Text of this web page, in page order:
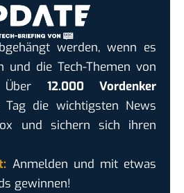
werden, wenn es
und die Tech-Themen von
Über 12.000 Vordenker
Tag die wichtigsten News
und sichern sich ihren
Anmelden und mit etwas
gewinnen!